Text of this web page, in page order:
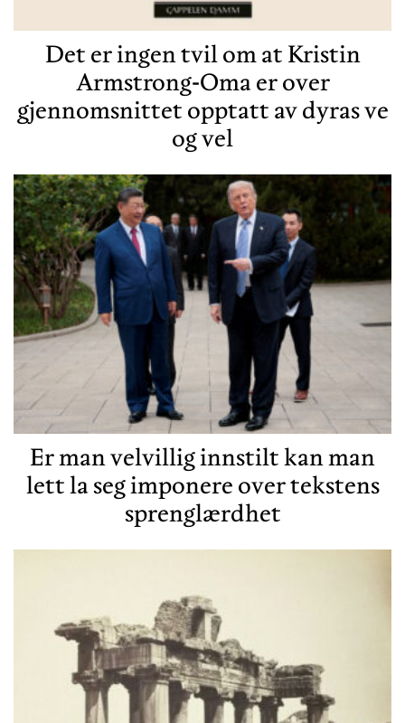
Det er ingen tvil om at Kristin
Armstrong-Oma er over
gjennomsnittet opptatt av dyras ve
og vel
Er man velvillig innstilt kan man
lett la seg imponere over tekstens
sprenglærdhet